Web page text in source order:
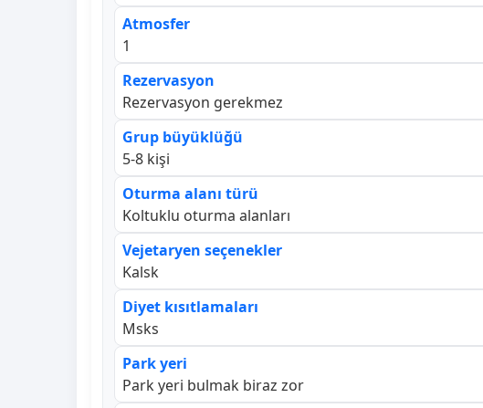
Atmosfer
1
Rezervasyon
Rezervasyon gerekmez
Grup büyüklüğü
5-8 kişi
Oturma alanı türü
Koltuklu oturma alanları
Vejetaryen seçenekler
Kalsk
Diyet kısıtlamaları
Msks
Park yeri
Park yeri bulmak biraz zor